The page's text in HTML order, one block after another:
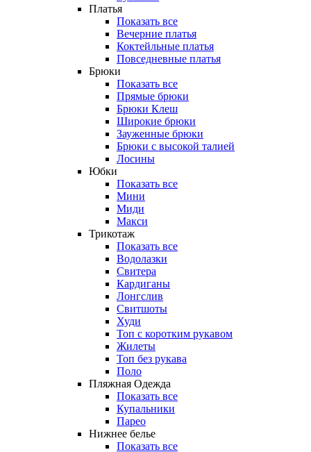
Платья
Показать все
Вечерние платья
Коктейльные платья
Повседневные платья
Брюки
Показать все
Прямые брюки
Брюки Клеш
Широкие брюки
Зауженные брюки
Брюки с высокой талией
Лосины
Юбки
Показать все
Мини
Миди
Макси
Трикотаж
Показать все
Водолазки
Свитера
Кардиганы
Лонгслив
Свитшоты
Худи
Топ с коротким рукавом
Жилеты
Топ без рукава
Поло
Пляжная Одежда
Показать все
Купальники
Парео
Нижнее белье
Показать все